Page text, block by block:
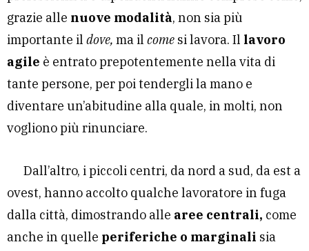
grazie alle nuove modalità, non sia più
importante il dove, ma il come si lavora. Il lavoro
agile è entrato prepotentemente nella vita di
tante persone, per poi tendergli la mano e
diventare un’abitudine alla quale, in molti, non
vogliono più rinunciare.
Dall’altro, i piccoli centri, da nord a sud, da est a
ovest, hanno accolto qualche lavoratore in fuga
dalla città, dimostrando alle aree centrali, come
anche in quelle periferiche o marginali sia